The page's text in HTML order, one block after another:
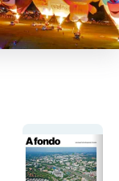
led by
integrated
support for
Year’s